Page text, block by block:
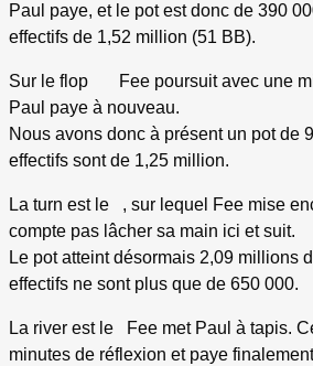
Paul paye, et le pot est donc de 390
effectifs de 1,52 million (51 BB).
Sur le flop
Fee poursuit avec une
Paul paye à nouveau.
Nous avons donc à présent un pot de
effectifs sont de 1,25 million.
La turn est le
, sur lequel Fee mise
compte pas lâcher sa main ici et suit.
Le pot atteint désormais 2,09 millions
effectifs ne sont plus que de 650 000.
La river est le
Fee met Paul à tapis.
minutes de réflexion et paye